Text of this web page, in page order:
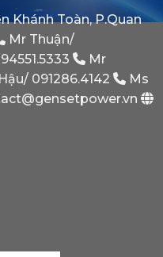
Khánh Toàn, P.Quan
Mr Thuận/
Mr
091286.4142
Ms